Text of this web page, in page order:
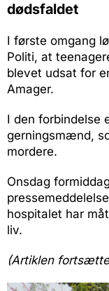
dødsfaldet
I første omgang
Politi, at
blevet udsat for
Amager.
I den forbindelse
gerningsmænd,
mordere.
Onsdag
hospitalet har
liv.
(Artiklen